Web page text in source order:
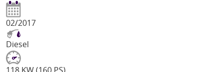
02/2017
Diesel
118 KW (160 PS)